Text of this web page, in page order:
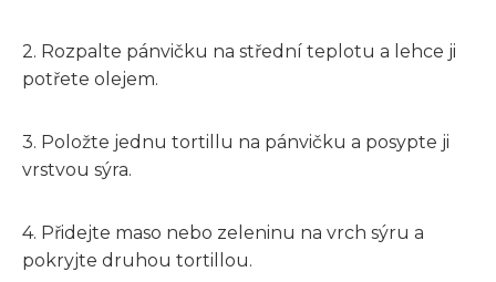
2. Rozpalte pánvičku na střední teplotu a lehce ji
potřete olejem.
3. Položte jednu tortillu na pánvičku a posypte ji
vrstvou sýra.
4. Přidejte maso nebo zeleninu na vrch sýru a
pokryjte druhou tortillou.